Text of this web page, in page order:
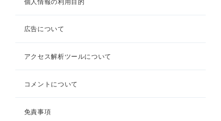
個人情報の利用目的
広告について
アクセス解析ツールについて
コメントについて
免責事項